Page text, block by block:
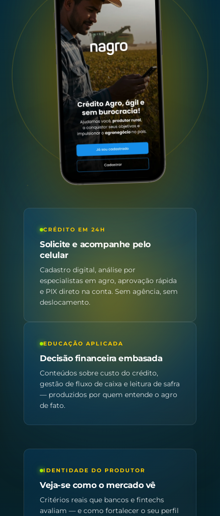
CRÉDITO EM 24H
Solicite e acompanhe pelo
celular
Cadastro digital, análise por
especialistas em agro, aprovação rápida
e PIX direto na conta. Sem agência, sem
deslocamento.
EDUCAÇÃO APLICADA
Decisão financeira embasada
Conteúdos sobre custo do crédito,
gestão de fluxo de caixa e leitura de safra
— produzidos por quem entende o agro
de fato.
IDENTIDADE DO PRODUTOR
Veja-se como o mercado vê
Critérios reais que bancos e fintechs
avaliam — e como fortalecer o seu perfil